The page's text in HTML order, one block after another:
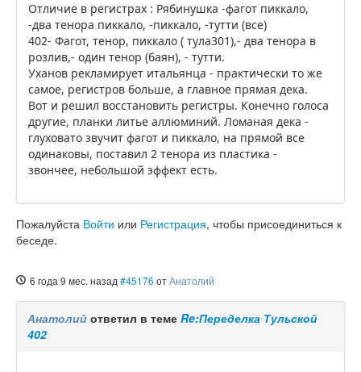
Отличие в регистрах : Рябинушка -фагот пиккало,
-два тенора пиккало, -пиккало, -тутти (все)
402- Фагот, тенор, пиккало ( тула301),- два тенора в
розлив,- один тенор (баян), - тутти.
Уханов рекламирует итальянца - практически то же
самое, регистров больше, а главное прямая дека.
Вот и решил восстановить регистры. Конечно голоса
другие, планки литье аллюминий. Ломаная дека -
глуховато звучит фагот и пиккало, на прямой все
одинаковы, поставил 2 тенора из пластика -
звончее, небольшой эффект есть.
Пожалуйста Войти или Регистрация, чтобы присоединиться к
беседе.
6 года 9 мес. назад #45176 отАнатолий
Анатолий ответил в теме Re:Переделка Тульской
402